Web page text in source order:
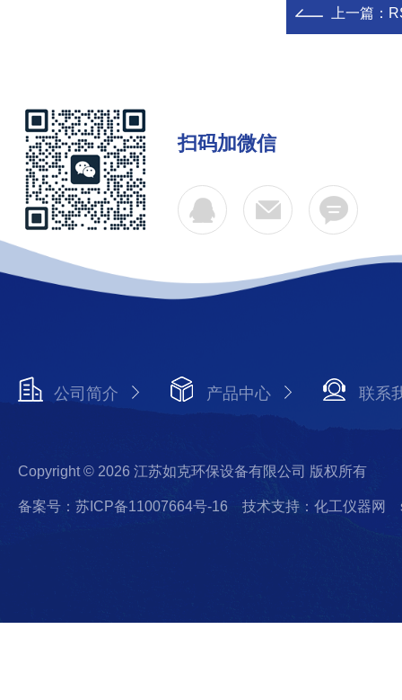
上一篇：
扫码加微信
公司简介 产品中心 联系
Copyright © 2026 江苏如克环保设备有限公司 版权所有
备案号：苏ICP备11007664号-16 技术支持：化工仪器网